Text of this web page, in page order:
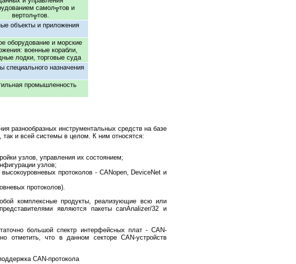
самол╦тов и
вертол╦тов.
объекты и приложения
оборудование и морские
военные корабли,
лодки, торговые суда
специального назначения
промышленность
разнообразных инструментальных средств на базе
так и всей системы в целом. К ним относятся:
узлов, управления их состоянием;
узлов;
протоколов - CANopen, DeviceNet и
протоколов).
комплексные продукты, реализующие всю или
являются пакеты canAnalizer/32 и
большой спектр интерфейсных плат - CAN-
отметить, что в данном секторе CAN-устройств
CAN-протокола